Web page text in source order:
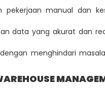
pekerjaan manual dan
data yang akurat dan
menghindari